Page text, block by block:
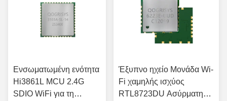
Ενσωματωμένη ενότητα
Hi3861L MCU 2.4G
SDIO WiFi για τη
Έξυπνο ηχείο Μονάδα Wi-
Fi χαμηλής ισχύος
RTL8723DU Ασύρματη